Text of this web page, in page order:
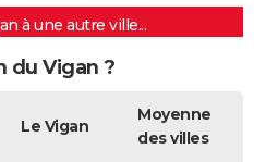
à une autre ville...
du Vigan ?
Le Vigan
Moyenne
des villes